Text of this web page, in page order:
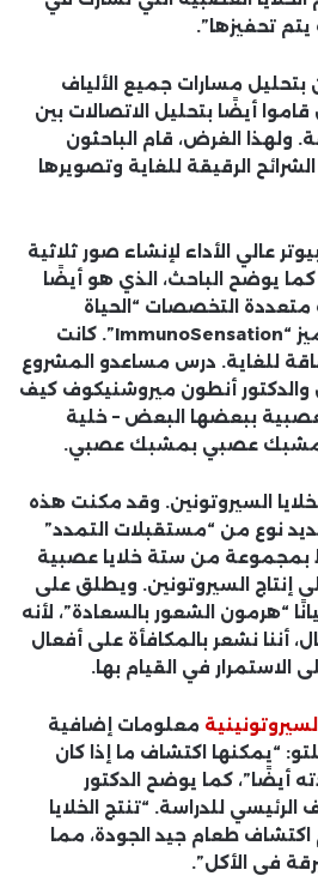
تحفيزها”.
بتحليل مسارات جميع الألياف
أيضًا بتحليل الاتصالات بين
ولهذا الغرض، قام الباحثون
الرقيقة للغاية وتصويرها
عالي الأداء لإنشاء صور ثلاثية
كما يوضح الباحث، الذي هو أيضًا
التخصصات “الحياة
والصحة” ومجموعة التميز “ImmunoSensation”. كانت
للغاية. درس مساعدو المشروع
والدكتور أنطون ميروشنيكوف كيف
ببعضها البعض – خلية
عصبي بمشبك عصبي.
السيروتونين. وقد مكنت هذه
نوع من “مستقبلات التمدد”
بمجموعة من ستة خلايا عصبية
إنتاج السيروتونين. ويطلق على
“هرمون الشعور بالسعادة”، لأنه
أننا نشعر بالمكافأة على أفعال
في القيام بها.
معلومات إضافية
“يمكنها اكتشاف ما إذا كان
أيضًا”، كما يوضح الدكتور
للدراسة. “تنتج الخلايا
اكتشاف طعام جيد الجودة، مما
في الأكل”.